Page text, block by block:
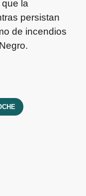
la
persistan
de incendios